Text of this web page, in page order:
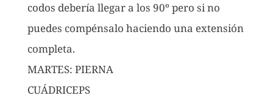
codos debería llegar a los 90º pero si no
puedes compénsalo haciendo una extensión
completa.
MARTES: PIERNA
CUÁDRICEPS